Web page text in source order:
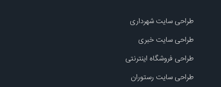
طراحی سایت شهرداری
طراحی سایت خبری
طراحی فروشگاه اینترنتی
طراحی سایت رستوران